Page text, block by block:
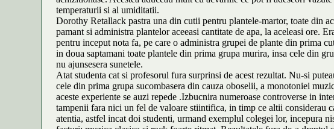
temperaturii si al umiditatii.
Dorothy Retallack pastra una din cutii pentru plantele-martor, toate din
pamant si administra plantelor aceeasi cantitate de apa, la aceleasi ore.
pentru inceput nota fa, pe care o administra grupei de plante din prima
in doua saptamani toate plantele din prima grupa murira, insa cele din
nu ajunsesera sunetele.
Atat studenta cat si profesorul fura surprinsi de acest rezultat. Nu-si
cele din prima grupa sucombasera din cauza oboselii, a monotoniei
aceste experiente se auzi repede .Izbucnira numeroase controverse in
tampenii fara nici un fel de valoare stiintifica, in timp ce altii considerau
atentia, astfel incat doi studenti, urmand exemplul colegei lor, incepura